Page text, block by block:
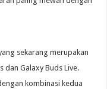
sekarang merupakan
dan Galaxy Buds Live.
kombinasi kedua